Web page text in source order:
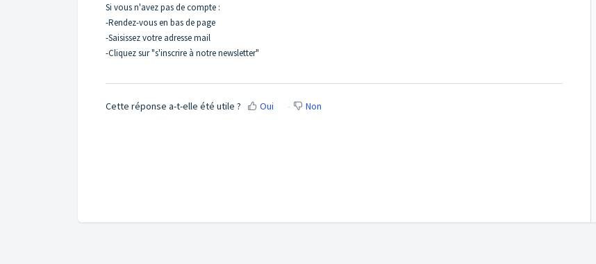
Si vous n'avez pas de compte :
-Rendez-vous en bas de page
-Saisissez votre adresse mail
-Cliquez sur "s'inscrire à notre newsletter"
Cette réponse a-t-elle été utile ? Oui Non